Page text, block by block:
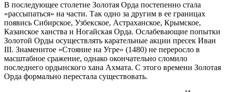
В последующее столетие Золотая Орда постепенно стала
«рассыпаться» на части. Так одно за другим в ее границах
появись Сибирское, Узбекское, Астраханское, Крымское,
Казанское ханства и Ногайская Орда. Ослабевающие попытки
Золотой Орды осуществлять карательные акции пресек Иван
III. Знаменитое «Стояние на Угре» (1480) не переросло в
масштабное сражение, однако окончательно сломило
последнего ордынского хана Ахмата. С этого времени Золотая
Орда формально перестала существовать.